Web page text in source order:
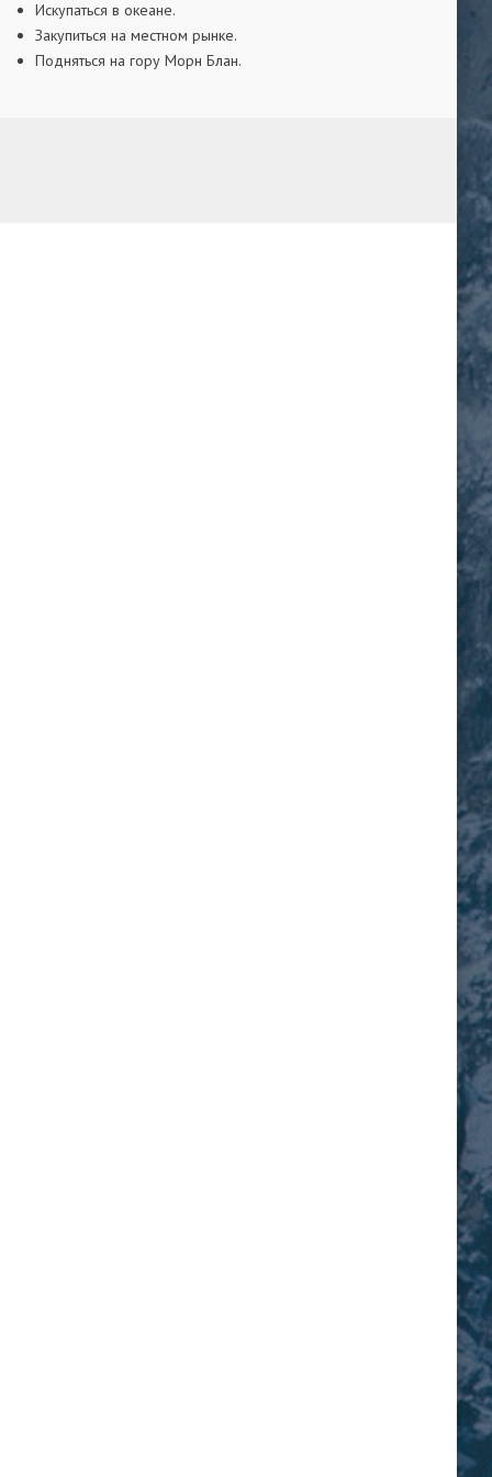
Искупаться в океане.
Закупиться на местном рынке.
Подняться на гору Морн Блан.